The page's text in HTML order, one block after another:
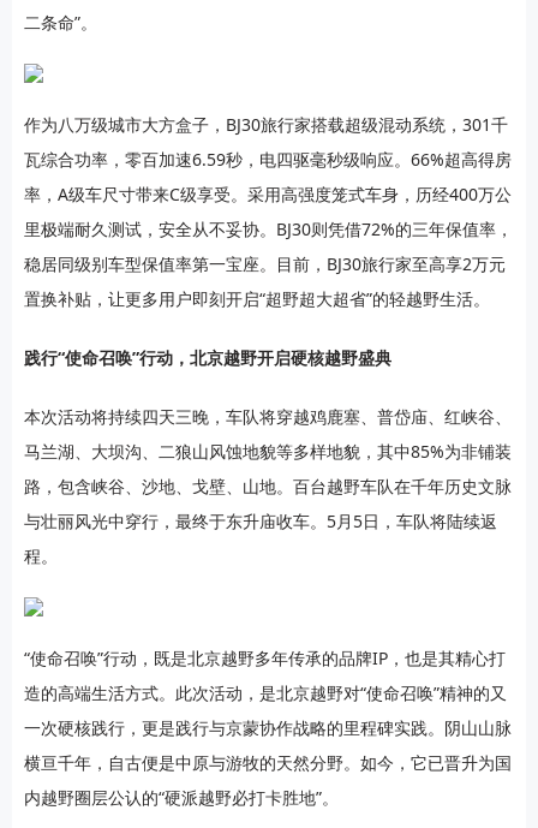
二条命”。
作为八万级城市大方盒子，BJ30旅行家搭载超级混动系统，301千
瓦综合功率，零百加速6.59秒，电四驱毫秒级响应。66%超高得房
率，A级车尺寸带来C级享受。采用高强度笼式车身，历经400万公
里极端耐久测试，安全从不妥协。BJ30则凭借72%的三年保值率，
稳居同级别车型保值率第一宝座。目前，BJ30旅行家至高享2万元
置换补贴，让更多用户即刻开启“超野超大超省”的轻越野生活。
践行“使命召唤”行动，北京越野开启硬核越野盛典
本次活动将持续四天三晚，车队将穿越鸡鹿塞、普岱庙、红峡谷、
马兰湖、大坝沟、二狼山风蚀地貌等多样地貌，其中85%为非铺装
路，包含峡谷、沙地、戈壁、山地。百台越野车队在千年历史文脉
与壮丽风光中穿行，最终于东升庙收车。5月5日，车队将陆续返
程。
“使命召唤”行动，既是北京越野多年传承的品牌IP，也是其精心打
造的高端生活方式。此次活动，是北京越野对“使命召唤”精神的又
一次硬核践行，更是践行与京蒙协作战略的里程碑实践。阴山山脉
横亘千年，自古便是中原与游牧的天然分野。如今，它已晋升为国
内越野圈层公认的“硬派越野必打卡胜地”。